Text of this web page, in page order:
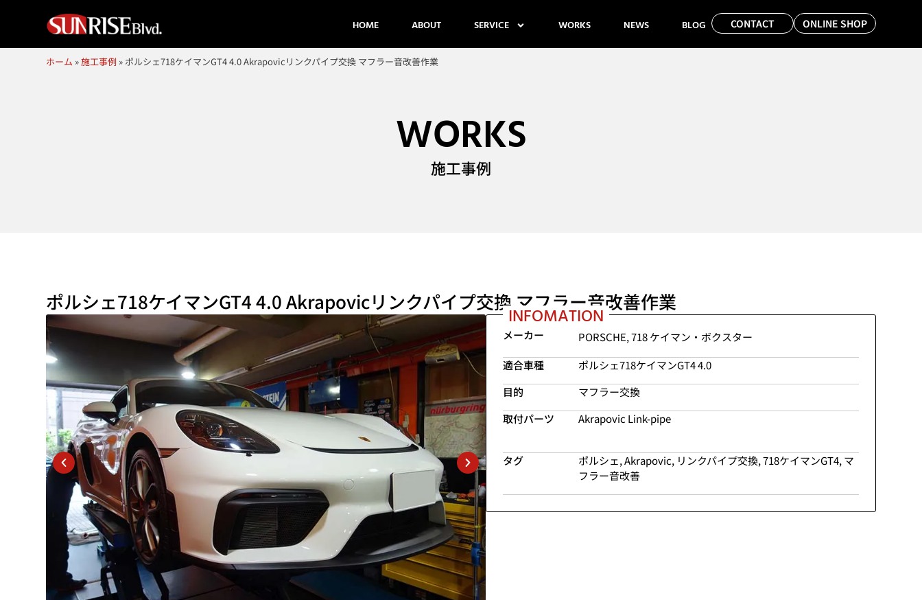
HOME ABOUT SERVICE WORKS NEWS BLOG CONTACT ONLINE SHOP
ホーム »施工事例 » ポルシェ718ケイマンGT4 4.0 Akrapovicリンクパイプ交換 マフラー音改善作業
WORKS
施工事例
ポルシェ718ケイマンGT4 4.0 Akrapovicリンクパイプ交換 マフラー音改善作業
INFOMATION
メーカー PORSCHE,718 ケイマン・ボクスター
適合車種
ポルシェ718ケイマンGT4 4.0
目的
マフラー交換
取付パーツ
Akrapovic Link-pipe
タグ ポルシェ,Akrapovic, リンクパイプ交換,718ケイマンGT4, マ
フラー音改善